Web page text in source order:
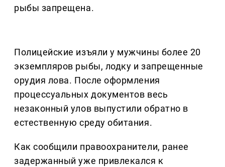
рыбы запрещена.
Полицейские изъяли у мужчины более 20
экземпляров рыбы, лодку и запрещенные
орудия лова. После оформления
процессуальных документов весь
незаконный улов выпустили обратно в
естественную среду обитания.
Как сообщили правоохранители, ранее
задержанный уже привлекался к